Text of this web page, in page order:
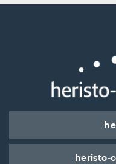
heristo-